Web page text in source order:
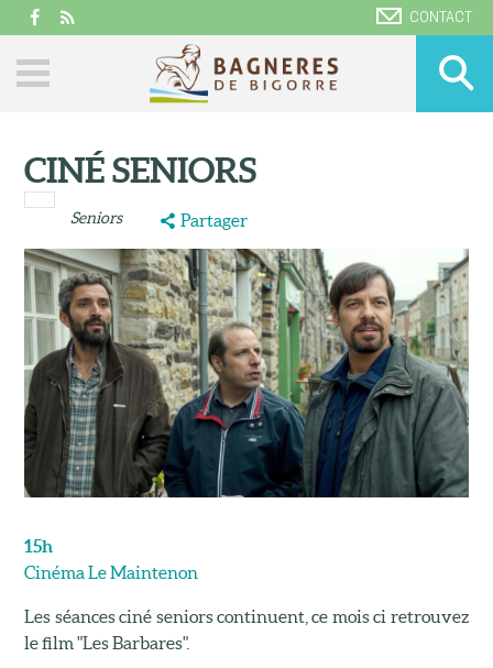
CONTACT
CINÉ SENIORS
Seniors Partager
15h
Cinéma Le Maintenon
Les séances ciné seniors continuent, ce mois ci retrouvez
le film "Les Barbares".